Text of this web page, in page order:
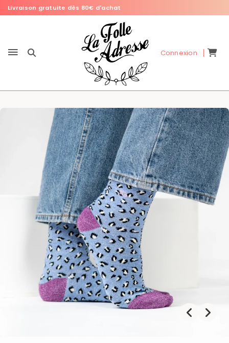
Livraison gratuite dès 80€ d'achat
Connexion